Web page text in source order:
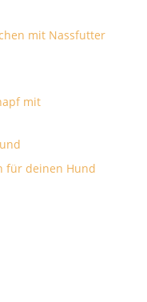
mit Nassfutter
mit
für deinen Hund